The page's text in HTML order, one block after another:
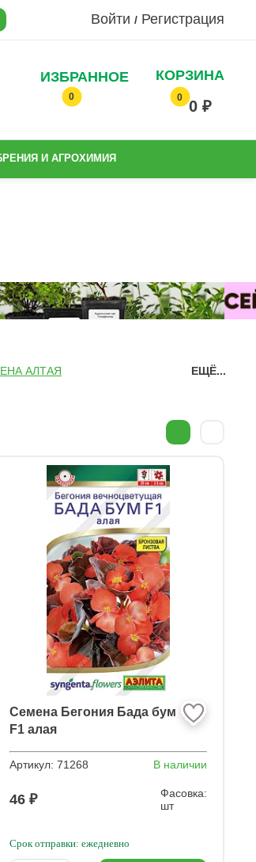
Войти / Регистрация
ИЗБРАННОЕ
0
КОРЗИНА
0
0 ₽
И АГРОХИМИЯ
АЛТАЯ ЕЩЁ...
Семена Бегония Бада бум
F1 алая
Артикул:71268 В наличии
46 ₽
Фасовка:
шт
Срок отправки: ежедневно